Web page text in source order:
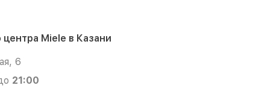
Miele в Казани
6
21:00